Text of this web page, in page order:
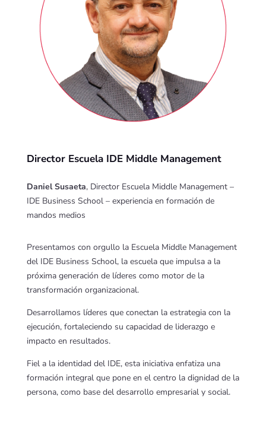
Director Escuela IDE Middle Management
Daniel Susaeta, Director Escuela Middle Management –
IDE Business School – experiencia en formación de
mandos medios
Presentamos con orgullo la Escuela Middle Management
del IDE Business School, la escuela que impulsa a la
próxima generación de líderes como motor de la
transformación organizacional.
Desarrollamos líderes que conectan la estrategia con la
ejecución, fortaleciendo su capacidad de liderazgo e
impacto en resultados.
Fiel a la identidad del IDE, esta iniciativa enfatiza una
formación integral que pone en el centro la dignidad de la
persona, como base del desarrollo empresarial y social.